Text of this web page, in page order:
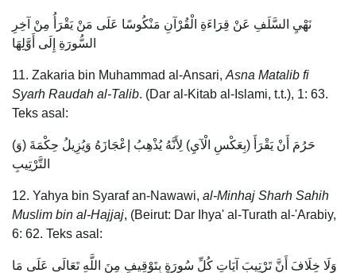
نَهْيِ السَّلَفِ عَنْ قِرَاءَةِ الْقُرْآنِ مَنْكُوسًا عَلَى مَنْ يَقْرَأُ مِنْ آخِرِ
السُّورَةِ إِلَى أَوَّلِهَا
11. Zakaria bin Muhammad al-Ansari, Asna Matalib fi
Syarh Raudah al-Talib. (Dar al-Kitab al-Islami, t.t.), 1: 63.
Teks asal:
(وَ) حَرُمَ أَنْ يَقْرَأَ (بِعَكْسِ الْآيِ) لِأَنَّهُ يُذْهِبُ إعْجَازَهُ وَيُزِيلُ حِكْمَةَ
التَّرْتِيبِ
12. Yahya bin Syaraf an-Nawawi, al-Minhaj Sharh Sahih
Muslim bin al-Hajjaj, (Beirut: Dar Ihya' al-Turath al-'Arabiy,
6: 62. Teks asal:
وَلَا خِلَافَ أَنَّ تَرْتِيبَ آيَاتِ كُلِّ سُورَةٍ بِتَوْقِيفٍ مِنَ اللَّهِ تَعَالَى عَلَى مَا